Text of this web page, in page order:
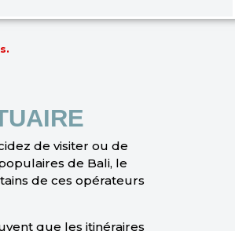
de visiter ou de
de Bali, le
de ces opérateurs
que les itinéraires